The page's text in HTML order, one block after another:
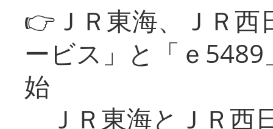
👉ＪＲ東海、ＪＲ
ービス」と「ｅ
始
ＪＲ東海とＪＲ西